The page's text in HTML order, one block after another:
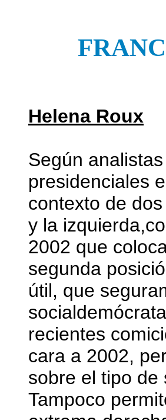
Helena Roux
Según
presidenciales
contexto de
y la
2002 que
segunda
útil, que
recientes
cara a 2002,
sobre el tipo de
Tampoco